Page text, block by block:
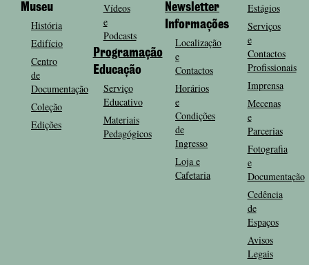
Museu
História
Edifício
Centro
de
Documentação
Coleção
Edições
Vídeos
e
Podcasts
Programação
Educação
Serviço
Educativo
Materiais
Pedagógicos
Newsletter
Informações
Localização
e
Contactos
Horários
e
Condições
de
Ingresso
Loja e
Cafetaria
Estágios
Serviços
e
Contactos
Profissionais
Imprensa
Mecenas
e
Parcerias
Fotografia
e
Documentação
Cedência
de
Espaços
Avisos
Legais